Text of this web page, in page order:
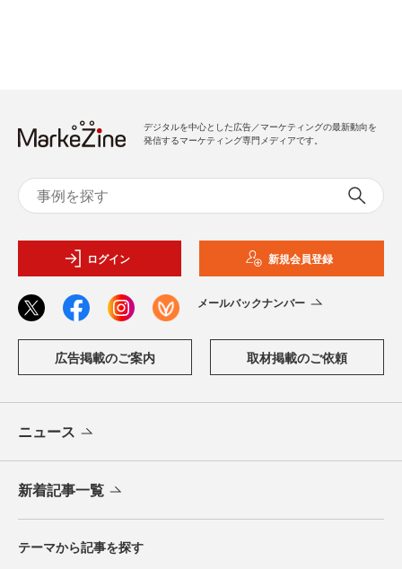
デジタルを中心とした広告／マーケティングの最新動向を
発信するマーケティング専門メディアです。
ログイン 新規会員登録
メールバックナンバー
広告掲載のご案内 取材掲載のご依頼
ニュース
新着記事一覧
テーマから記事を探す